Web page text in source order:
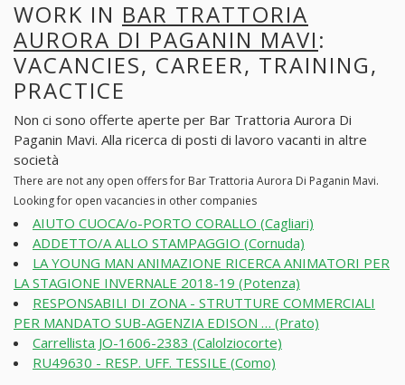
WORK IN BAR TRATTORIA
AURORA DI PAGANIN MAVI:
VACANCIES, CAREER, TRAINING,
PRACTICE
Non ci sono offerte aperte per Bar Trattoria Aurora Di
Paganin Mavi. Alla ricerca di posti di lavoro vacanti in altre
società
There are not any open offers for Bar Trattoria Aurora Di Paganin Mavi.
Looking for open vacancies in other companies
AIUTO CUOCA/o-PORTO CORALLO (Cagliari)
ADDETTO/A ALLO STAMPAGGIO (Cornuda)
LA YOUNG MAN ANIMAZIONE RICERCA ANIMATORI PER
LA STAGIONE INVERNALE 2018-19 (Potenza)
RESPONSABILI DI ZONA - STRUTTURE COMMERCIALI
PER MANDATO SUB-AGENZIA EDISON … (Prato)
Carrellista JO-1606-2383 (Calolziocorte)
RU49630 - RESP. UFF. TESSILE (Como)